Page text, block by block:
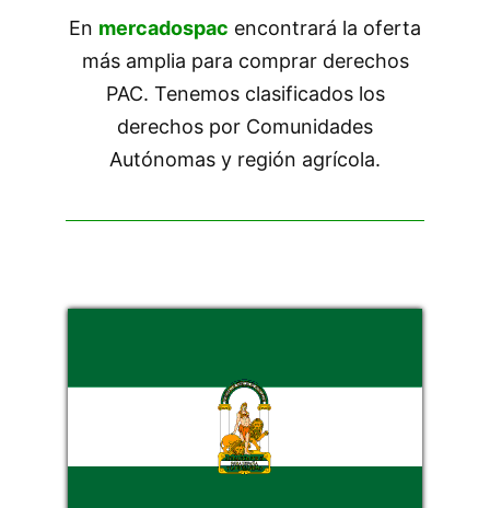
En mercadospac encontrará la oferta
más amplia para comprar derechos
PAC. Tenemos clasificados los
derechos por Comunidades
Autónomas y región agrícola.